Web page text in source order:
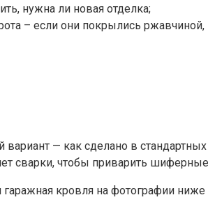
нужна ли новая отделка;
– если они покрылись ржавчиной,
— как сделано в
сварки, чтобы приварить
гаражная кровля на фотографии